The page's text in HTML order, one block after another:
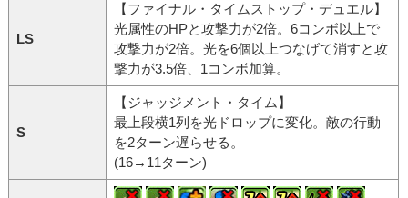
LS
【ファイナル・タイムストップ・デュエル】
光属性のHPと攻撃力が2倍。6コンボ以上で
攻撃力が2倍。光を6個以上つなげて消すと攻
撃力が3.5倍、1コンボ加算。
S
【ジャッジメント・タイム】
最上段横1列を光ドロップに変化。敵の行動
を2ターン遅らせる。
(16→11ターン)